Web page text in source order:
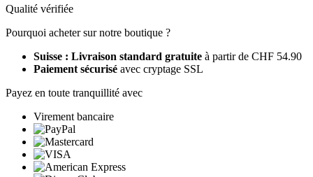
Qualité vérifiée
Pourquoi acheter sur notre boutique ?
Suisse : Livraison standard gratuite à partir de CHF 54.90
Paiement sécurisé avec cryptage SSL
Payez en toute tranquillité avec
Virement bancaire